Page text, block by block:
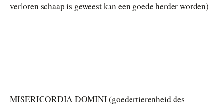
verloren schaap is geweest kan een goede herder worden)
MISERICORDIA DOMINI (goedertierenheid des